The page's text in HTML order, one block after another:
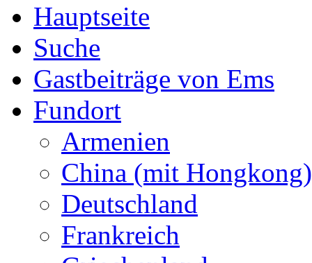
Hauptseite
Suche
Gastbeiträge von Ems
Fundort
Armenien
China (mit Hongkong)
Deutschland
Frankreich